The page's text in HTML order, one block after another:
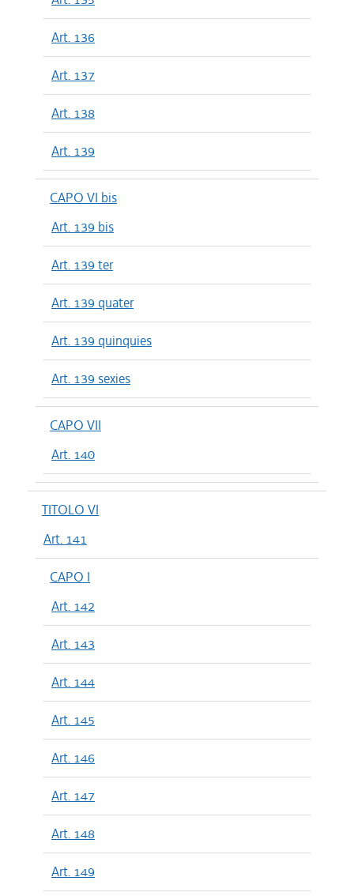
Art. 136
Art. 137
Art. 138
Art. 139
CAPO VI bis
Art. 139 bis
Art. 139 ter
Art. 139 quater
Art. 139 quinquies
Art. 139 sexies
CAPO VII
Art. 140
TITOLO VI
Art. 141
CAPO I
Art. 142
Art. 143
Art. 144
Art. 145
Art. 146
Art. 147
Art. 148
Art. 149